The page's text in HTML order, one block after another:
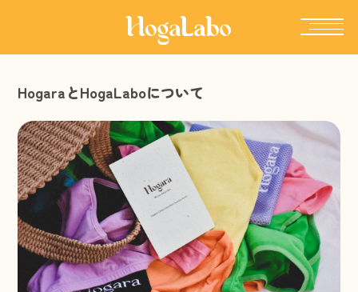
HogaraとHogaLaboについて